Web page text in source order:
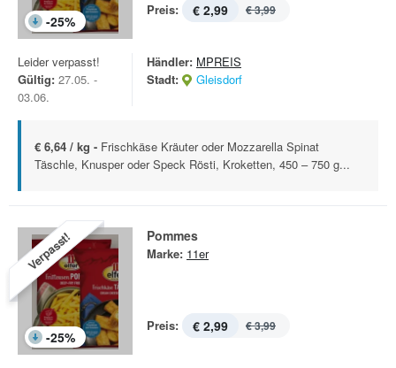
-25%
Preis: € 2,99 € 3,99
Leider verpasst!
Gültig: 27.05. -
03.06.
Händler: MPREIS
Stadt:
Gleisdorf
€ 6,64 / kg - Frischkäse Kräuter oder Mozzarella Spinat
Täschle, Knusper oder Speck Rösti, Kroketten, 450 – 750 g...
Verpasst!
-25%
Pommes
Marke: 11er
Preis: € 2,99 € 3,99